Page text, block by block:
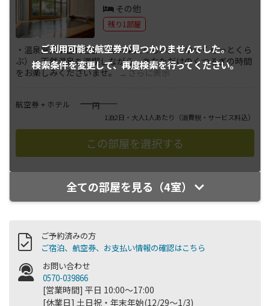
ご利用可能な航空券が見つかりませんでした。
検索条件を変更して、再度検索を行ってください。
その他
残り1部屋
・温泉露天風呂付客室「湯久楽人くらぶ」（ゆっくらっとくら
ぶ）・天然温泉を満喫しながら、あなただけのくつろぎの時間
をお楽しみくださいませ。 ... さらに表示
航空券 + ホテル ――――円
1泊2日・大人1人あたり （消費税・サービス料込）
全ての部屋を見る（4室）
ご予約済みの方
ご宿泊、航空券、お支払い情報の確認はこちら
お問い合わせ
0570-039866
[営業時間] 平日 10:00～17:00
[休業日] 土日祝・年末年始(12/29～1/3)